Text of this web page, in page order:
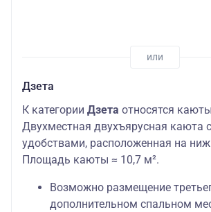
Дзета
К категории Дзета относятся
Двухместная двухъярусная каюта
удобствами, расположенная на
Площадь каюты ≈ 10,7 м².
Возможно размещение
дополнительном спальном